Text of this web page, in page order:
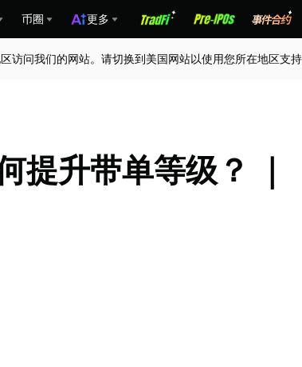
币圈 更多
访问我们的网站。请切换到美国网站以使用您所在地区支持
提升带单等级？ ｜